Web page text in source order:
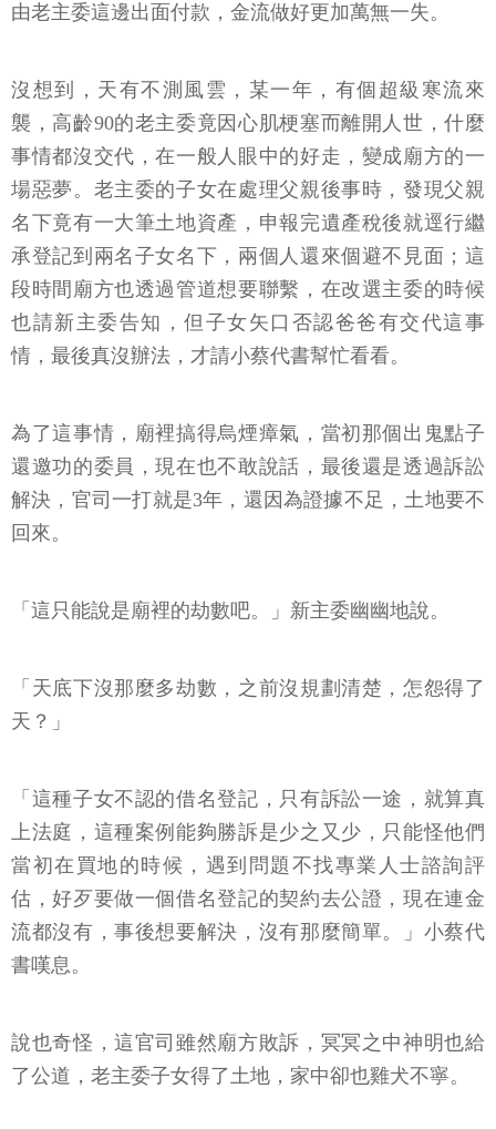
由老主委這邊出面付款，金流做好更加萬無一失。
沒想到，天有不測風雲，某一年，有個超級寒流來
襲，高齡90的老主委竟因心肌梗塞而離開人世，什麼
事情都沒交代，在一般人眼中的好走，變成廟方的一
場惡夢。老主委的子女在處理父親後事時，發現父親
名下竟有一大筆土地資產，申報完遺產稅後就逕行繼
承登記到兩名子女名下，兩個人還來個避不見面；這
段時間廟方也透過管道想要聯繫，在改選主委的時候
也請新主委告知，但子女矢口否認爸爸有交代這事
情，最後真沒辦法，才請小蔡代書幫忙看看。
為了這事情，廟裡搞得烏煙瘴氣，當初那個出鬼點子
還邀功的委員，現在也不敢說話，最後還是透過訴訟
解決，官司一打就是3年，還因為證據不足，土地要不
回來。
「這只能說是廟裡的劫數吧。」新主委幽幽地說。
「天底下沒那麼多劫數，之前沒規劃清楚，怎怨得了
天？」
「這種子女不認的借名登記，只有訴訟一途，就算真
上法庭，這種案例能夠勝訴是少之又少，只能怪他們
當初在買地的時候，遇到問題不找專業人士諮詢評
估，好歹要做一個借名登記的契約去公證，現在連金
流都沒有，事後想要解決，沒有那麼簡單。」小蔡代
書嘆息。
說也奇怪，這官司雖然廟方敗訴，冥冥之中神明也給
了公道，老主委子女得了土地，家中卻也雞犬不寧。